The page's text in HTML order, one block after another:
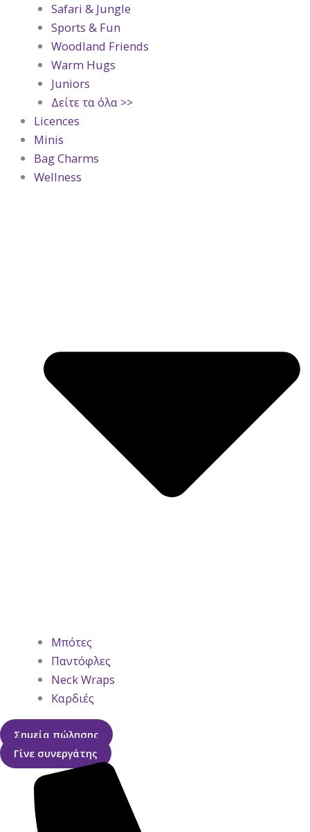
Safari & Jungle
Sports & Fun
Woodland Friends
Warm Hugs
Juniors
Δείτε τα όλα >>
Licences
Minis
Bag Charms
Wellness
Μπότες
Παντόφλες
Neck Wraps
Καρδιές
Σημεία πώλησης
Γίνε συνεργάτης